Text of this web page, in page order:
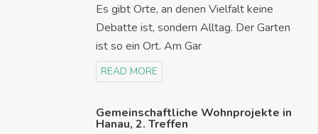
Es gibt Orte, an denen Vielfalt keine
Debatte ist, sondern Alltag. Der Garten
ist so ein Ort. Am Gar
READ MORE
Gemeinschaftliche Wohnprojekte in
Hanau, 2. Treffen